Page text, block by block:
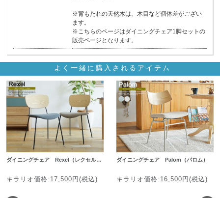
※背もたれの天然木は、木目など個体差がござい
ます。
※こちらのページはダイニングチェア1脚セットの
販売ページとなります。
よく一緒に購入されるアイテム
ダイニングチェア Rexel（レクセル…
キラリオ価格:17,500円(税込)
ダイニングチェア Palom（パロム）
キラリオ価格:16,500円(税込)